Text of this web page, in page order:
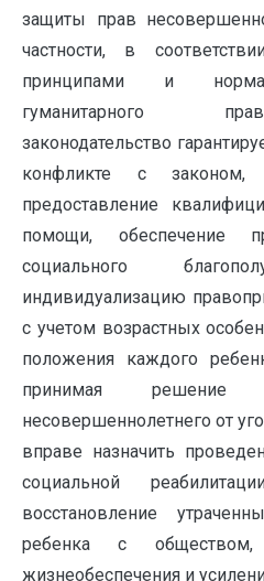
защиты прав
частности, в
принципами и
гуманитарного
законодательство
конфликте с законом,
предоставление
помощи, обеспечение
социального
индивидуализацию
с учетом возрастных
положения каждого
принимая решение
несовершеннолетнего от
вправе назначить
социальной
восстановление
ребенка с обществом,
жизнеобеспечения и